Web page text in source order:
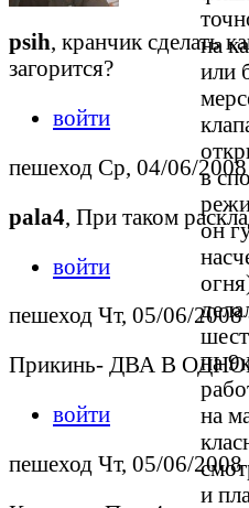
psih, кранчик сделать
загорится?
войти
пешеход Ср, 04/06/
pala4, При таком
войти
пешеход Чт, 05/06/2008
Прикинь- ДВА В
войти
пешеход Чт, 05/06/2008
на
или
в
он
на
на
и